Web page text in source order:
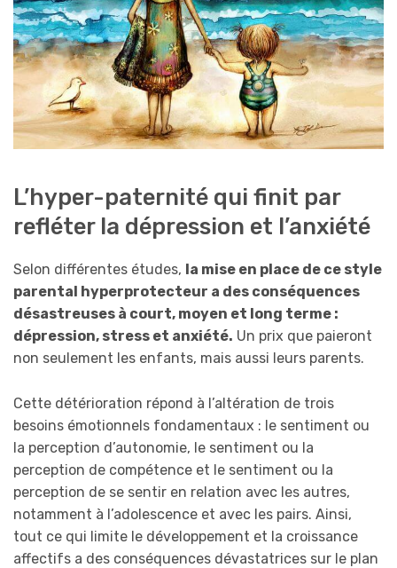
L’hyper-paternité qui finit par
refléter la dépression et l’anxiété
Selon différentes études, la mise en place de ce style
parental hyperprotecteur a des conséquences
désastreuses à court, moyen et long terme :
dépression, stress et anxiété. Un prix que paieront
non seulement les enfants, mais aussi leurs parents.
Cette détérioration répond à l’altération de trois
besoins émotionnels fondamentaux : le sentiment ou
la perception d’autonomie, le sentiment ou la
perception de compétence et le sentiment ou la
perception de se sentir en relation avec les autres,
notamment à l’adolescence et avec les pairs. Ainsi,
tout ce qui limite le développement et la croissance
affectifs a des conséquences dévastatrices sur le plan